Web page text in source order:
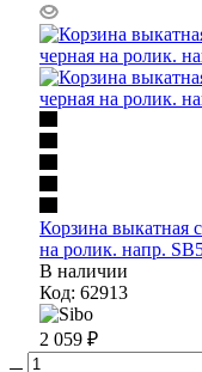
Корзина выкатная
на ролик. напр.
В наличии
Код: 62913
2 059 ₽